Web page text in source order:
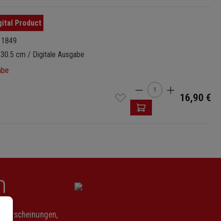
cm / Digitale Ausgabe
Produkt Anzahl:
16,90 €